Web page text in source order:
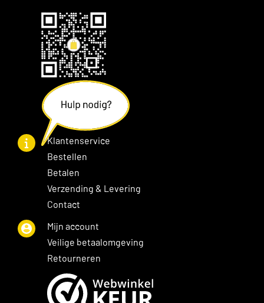
Klantenservice
Bestellen
Betalen
Verzending & Levering
Contact
Mijn account
Veilige betaalomgeving
Retourneren